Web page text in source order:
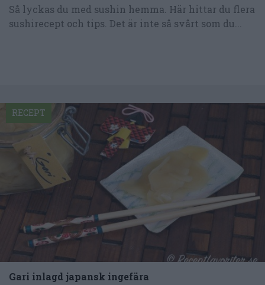
Så lyckas du med sushin hemma. Här hittar du flera
sushirecept och tips. Det är inte så svårt som du...
Gari inlagd japansk ingefära
RECEPT